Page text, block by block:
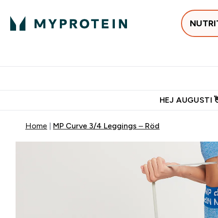
HEJ AUGUSTI
Home MP Curve 3/4 Leggings – Röd